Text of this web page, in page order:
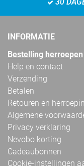
INFORMATIE
Bestelling herroepen
Help en contact
Verzending
Betalen
Retouren en
Algemene
Privacy verklaring
Nevobo korting
Cadeaubonnen
Cookie-instellingen